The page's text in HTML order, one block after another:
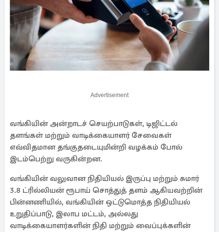
Advertisement
வங்கியின் அன்றாடச் செயற்பாடுகள், டிஜிட்டல்
தளங்கள் மற்றும் வாடிக்கையாளர் சேவைகள்
எவ்விதமான தங்குதடையுமின்றி வழக்கம் போல்
இடம்பெற்று வருகின்றன.
வங்கியின் வலுவான நிதியியல் இருப்பு மற்றும் சுமார்
3.8 ட்ரில்லியன் ரூபாய் சொத்துத் தளம் ஆகியவற்றின்
பின்னணியில், வங்கியின் ஒட்டுமொத்த நிதியியல்
உறுதிப்பாடு, இலாப மட்டம், அல்லது
வாடிக்கையாளர்களின் நிதி மற்றும் வைப்புக்களின்